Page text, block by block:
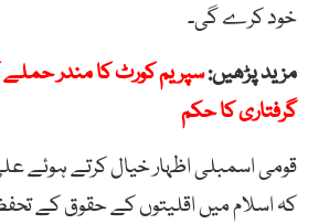
خود کرے گی۔
مزید پڑھیں:سپریم کورٹ کا مندر
گرفتاری کا حکم
قومی اسمبلی اظہار خیال کرتے ہوئے
کہ اسلام میں اقلیتوں کے حقوق کے تحفظ